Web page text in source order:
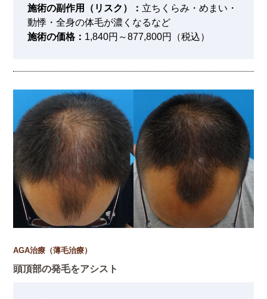
施術の副作用（リスク）： 立ちくらみ・めまい・
動悸・全身の体毛が濃くなるなど
施術の価格： 1,840円～877,800円（税込）
AGA治療（薄毛治療）
頭頂部の発毛をアシスト